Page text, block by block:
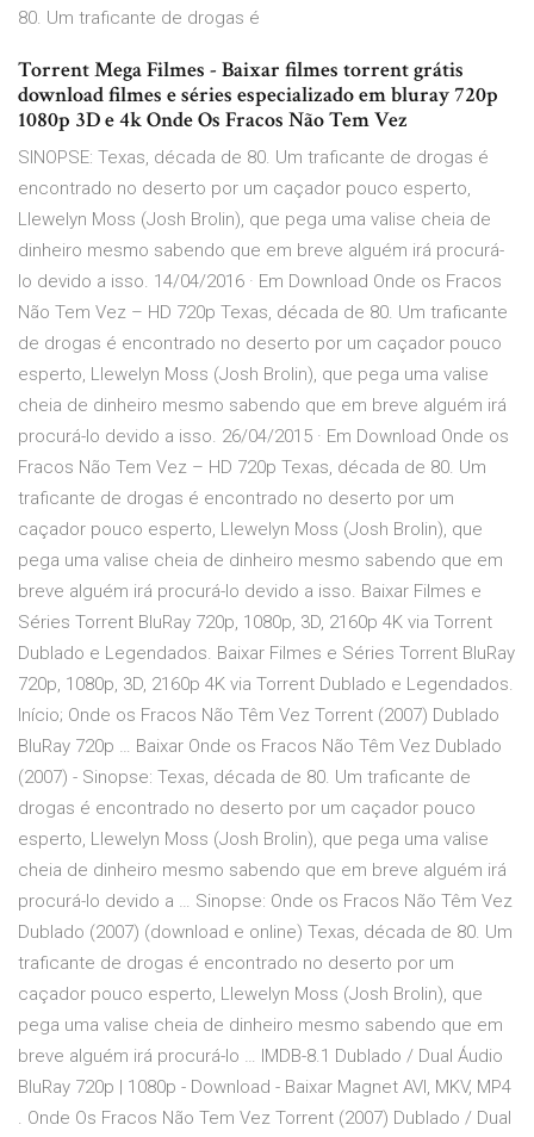
80. Um traficante de drogas é
Torrent Mega Filmes - Baixar filmes torrent grátis
download filmes e séries especializado em bluray 720p
1080p 3D e 4k Onde Os Fracos Não Tem Vez
SINOPSE: Texas, década de 80. Um traficante de drogas é
encontrado no deserto por um caçador pouco esperto,
Llewelyn Moss (Josh Brolin), que pega uma valise cheia de
dinheiro mesmo sabendo que em breve alguém irá procurá-
lo devido a isso. 14/04/2016 · Em Download Onde os Fracos
Não Tem Vez – HD 720p Texas, década de 80. Um traficante
de drogas é encontrado no deserto por um caçador pouco
esperto, Llewelyn Moss (Josh Brolin), que pega uma valise
cheia de dinheiro mesmo sabendo que em breve alguém irá
procurá-lo devido a isso. 26/04/2015 · Em Download Onde os
Fracos Não Tem Vez – HD 720p Texas, década de 80. Um
traficante de drogas é encontrado no deserto por um
caçador pouco esperto, Llewelyn Moss (Josh Brolin), que
pega uma valise cheia de dinheiro mesmo sabendo que em
breve alguém irá procurá-lo devido a isso. Baixar Filmes e
Séries Torrent BluRay 720p, 1080p, 3D, 2160p 4K via Torrent
Dublado e Legendados. Baixar Filmes e Séries Torrent BluRay
720p, 1080p, 3D, 2160p 4K via Torrent Dublado e Legendados.
Início; Onde os Fracos Não Têm Vez Torrent (2007) Dublado
BluRay 720p … Baixar Onde os Fracos Não Têm Vez Dublado
(2007) - Sinopse: Texas, década de 80. Um traficante de
drogas é encontrado no deserto por um caçador pouco
esperto, Llewelyn Moss (Josh Brolin), que pega uma valise
cheia de dinheiro mesmo sabendo que em breve alguém irá
procurá-lo devido a … Sinopse: Onde os Fracos Não Têm Vez
Dublado (2007) (download e online) Texas, década de 80. Um
traficante de drogas é encontrado no deserto por um
caçador pouco esperto, Llewelyn Moss (Josh Brolin), que
pega uma valise cheia de dinheiro mesmo sabendo que em
breve alguém irá procurá-lo … IMDB-8.1 Dublado / Dual Áudio
BluRay 720p | 1080p - Download - Baixar Magnet AVI, MKV, MP4
. Onde Os Fracos Não Tem Vez Torrent (2007) Dublado / Dual